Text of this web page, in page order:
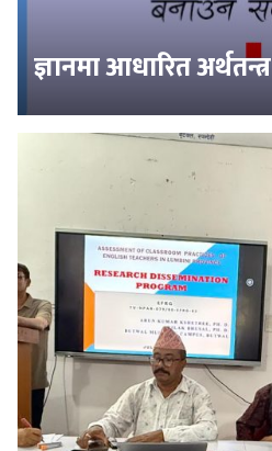
ज्ञानमा आधारित अर्थतन्त्र